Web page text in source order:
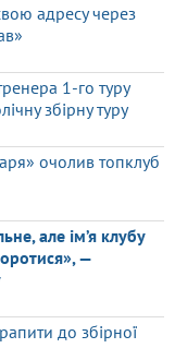
адресу через
1-го туру
збірну туру
очолив топклуб
але ім’я клубу
—
до збірної